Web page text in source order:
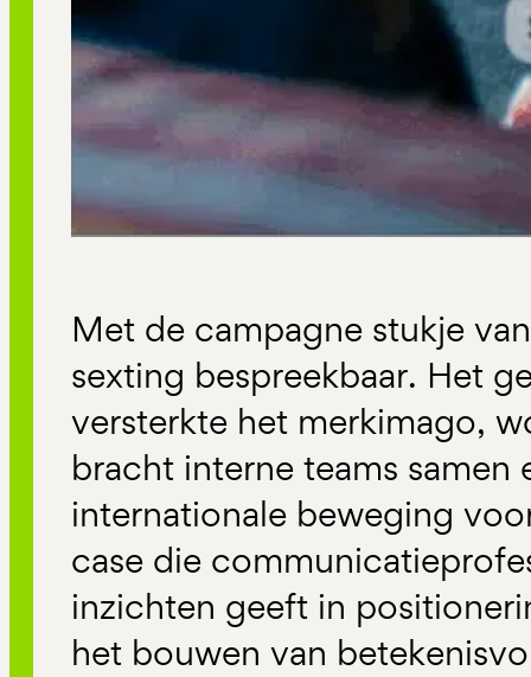
Met de campagne stukje
sexting bespreekbaar. Het
versterkte het merkimago,
bracht interne teams
internationale beweging
case die
inzichten geeft in
het bouwen van